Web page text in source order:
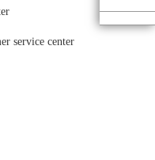
service center